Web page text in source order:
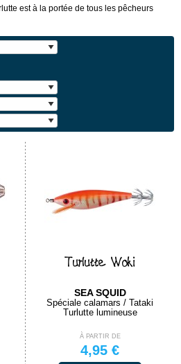
est à la portée de tous les pêcheurs
Turlutte Woki
SEA SQUID
Spéciale calamars / Tataki
Turlutte lumineuse
À PARTIR DE
4,95 €